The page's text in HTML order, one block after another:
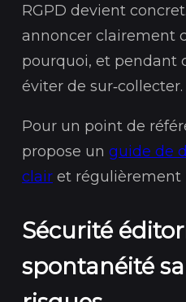
RGPD devient
annoncer clairement
pourquoi, et pendant
éviter de sur‑collecter.
Pour un point de
propose un guide de
clair et régulièrement
Sécurité
spontanéité